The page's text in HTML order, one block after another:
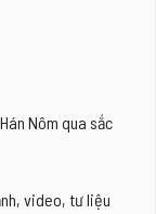
trang
phẩm
Nôm qua sắc
video, tư liệu